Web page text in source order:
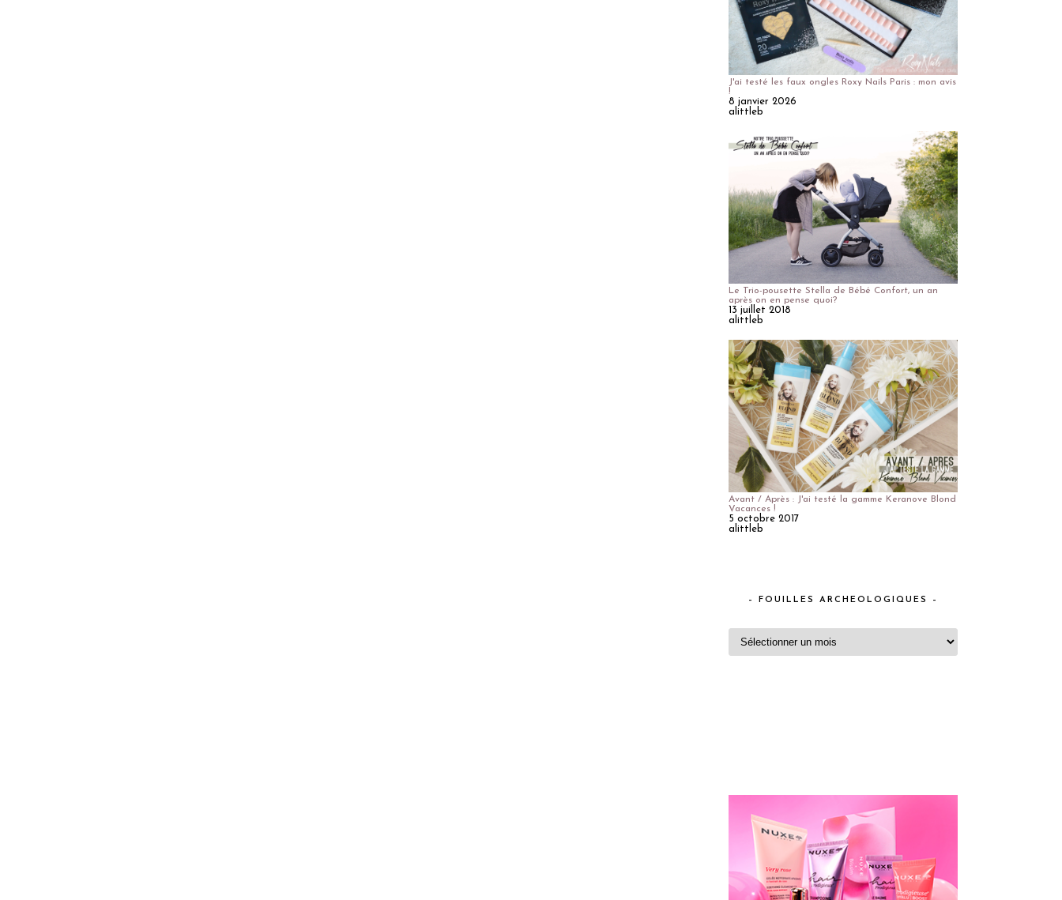
J'ai testé les faux ongles Roxy Nails Paris : mon avis
!
8 janvier 2026
alittleb
Le Trio-pousette Stella de Bébé Confort, un an
après on en pense quoi?
13 juillet 2018
alittleb
Avant / Après : J'ai testé la gamme Keranove Blond
Vacances !
5 octobre 2017
alittleb
– FOUILLES ARCHEOLOGIQUES –